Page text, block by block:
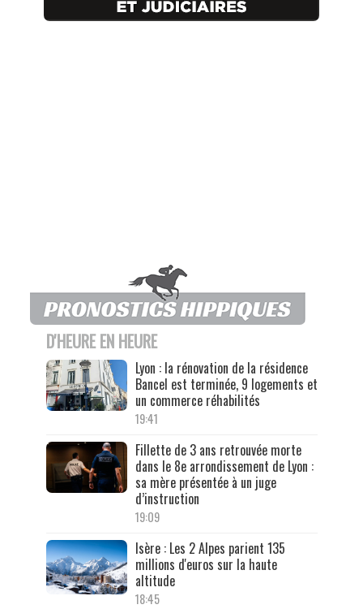
D'HEURE EN HEURE
Lyon : la rénovation de la résidence
Bancel est terminée, 9 logements et
un commerce réhabilités
19:41
Fillette de 3 ans retrouvée morte
dans le 8e arrondissement de Lyon :
sa mère présentée à un juge
d’instruction
19:09
Isère : Les 2 Alpes parient 135
millions d'euros sur la haute
altitude
18:45